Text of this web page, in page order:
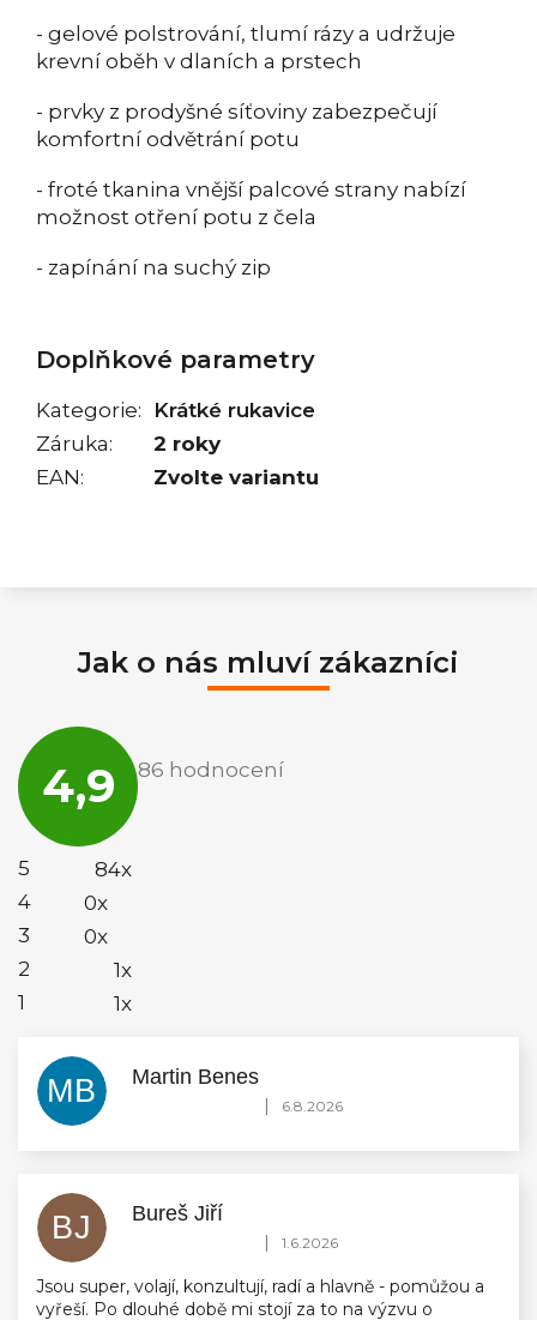
- gelové polstrování, tlumí rázy a udržuje
krevní oběh v dlaních a prstech
- prvky z prodyšné síťoviny zabezpečují
komfortní odvětrání potu
- froté tkanina vnější palcové strany nabízí
možnost otření potu z čela
- zapínání na suchý zip
Doplňkové parametry
Kategorie:
Krátké rukavice
Záruka:
2 roky
EAN: Zvolte variantu
Jak o nás mluví zákazníci
4,9
obchodu
je
86 hodnocení
5
84x
4
0x
3
0x
2
1x
1
1x
MB Martin Benes
Hodnocení obchodu je 5 z 5 hvězdiček.
| 6.8.2026
BJ Bureš Jiří
Hodnocení obchodu je 5 z 5 hvězdiček.
| 1.6.2026
Jsou super, volají, konzultují, radí a hlavně - pomůžou a
vyřeší. Po dlouhé době mi stojí za to na výzvu o